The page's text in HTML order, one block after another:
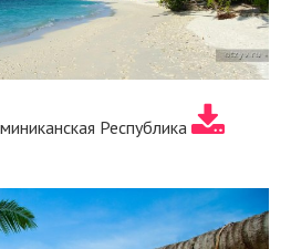
Республика